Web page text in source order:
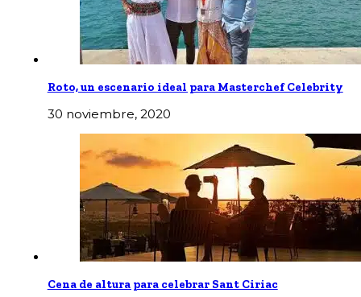
Roto, un escenario ideal para Masterchef Celebrity
30 noviembre, 2020
Cena de altura para celebrar Sant Ciriac